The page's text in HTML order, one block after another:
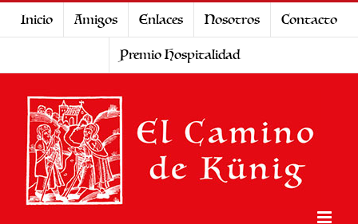
Inicio Amigos Enlaces Nosotros
Contacto
Premio Hospitalidad